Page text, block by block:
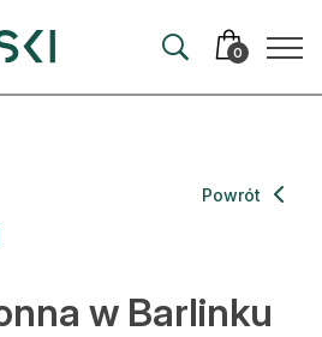
0
Powrót
w Barlinku